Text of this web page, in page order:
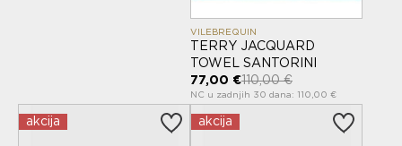
VILEBREQUIN
TERRY JACQUARD
TOWEL SANTORINI
77,00 €110,00 €
NC u zadnjih 30 dana: 110,00 €
akcija akcija